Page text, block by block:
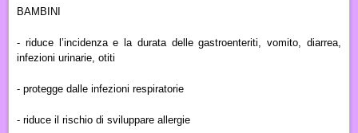
BAMBINI
- riduce l’incidenza e la durata dellegastroenteriti, vomito, diarrea,
infezioni urinarie, otiti
- protegge dalle infezioni respiratorie
- riduce il rischio di sviluppare allergie